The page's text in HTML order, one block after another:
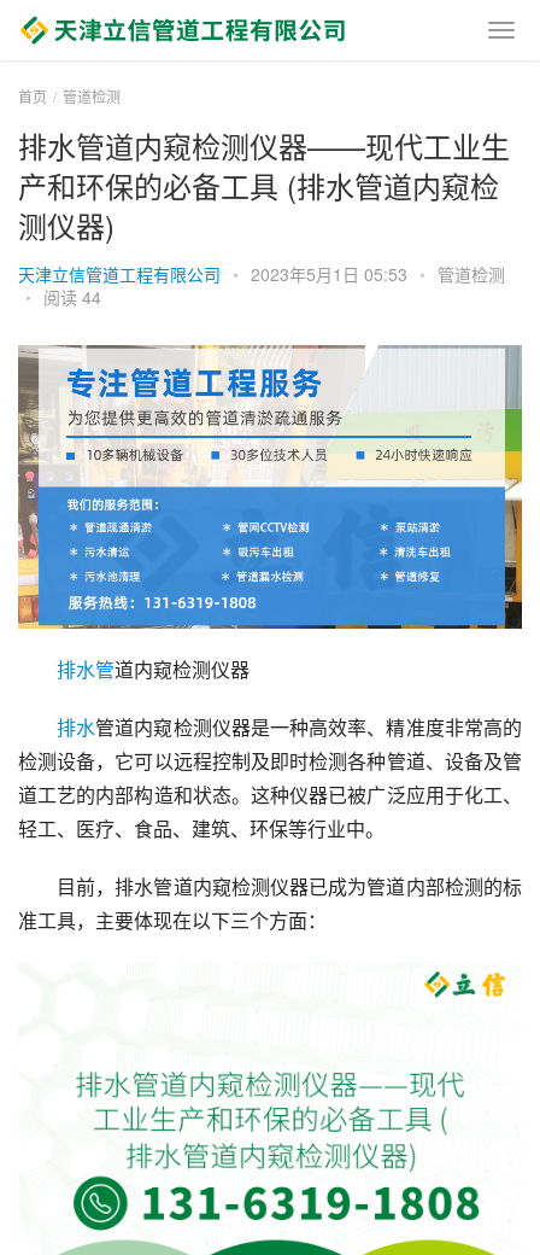
首页 管道检测
排水管道内窥检测仪器——现代工业生
产和环保的必备工具 (排水管道内窥检
测仪器)
天津立信管道工程有限公司 • 2023年5月1日 05:53 • 管道检测
• 阅读 44
排水管道内窥检测仪器
排水管道内窥检测仪器是一种高效率、精准度非常高的
检测设备，它可以远程控制及即时检测各种管道、设备及管
道工艺的内部构造和状态。这种仪器已被广泛应用于化工、
轻工、医疗、食品、建筑、环保等行业中。
目前，排水管道内窥检测仪器已成为管道内部检测的标
准工具，主要体现在以下三个方面：